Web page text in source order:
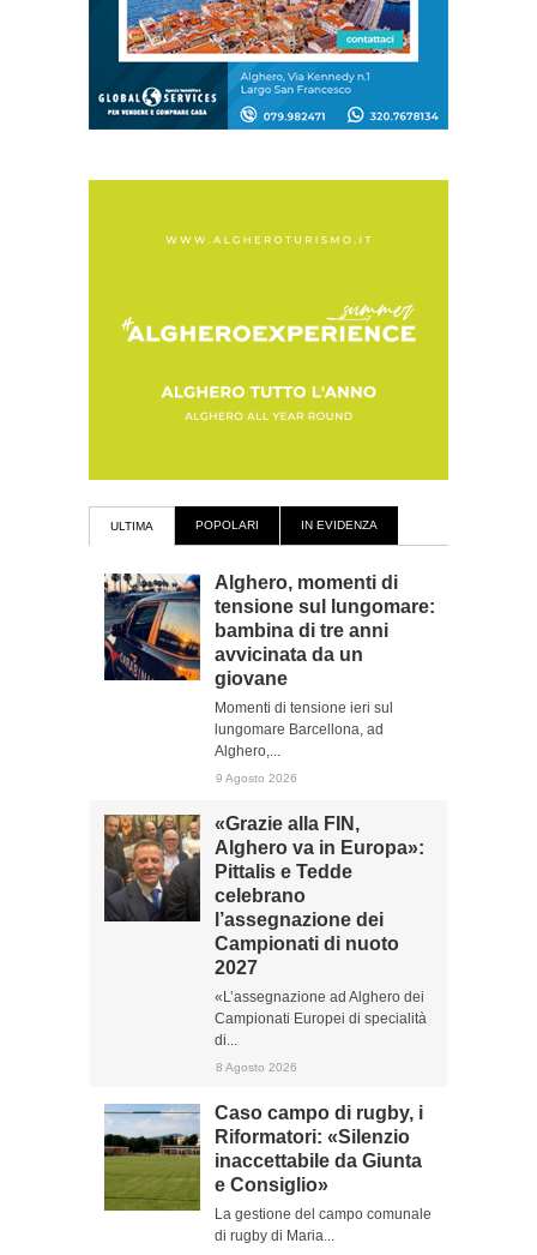
ULTIMA POPOLARI IN EVIDENZA
Alghero, momenti di
tensione sul lungomare:
bambina di tre anni
avvicinata da un
giovane
Momenti di tensione ieri sul
lungomare Barcellona, ad
Alghero,...
9 Agosto 2026
«Grazie alla FIN,
Alghero va in Europa»:
Pittalis e Tedde
celebrano
l’assegnazione dei
Campionati di nuoto
2027
«L’assegnazione ad Alghero dei
Campionati Europei di specialità
di...
8 Agosto 2026
Caso campo di rugby, i
Riformatori: «Silenzio
inaccettabile da Giunta
e Consiglio»
La gestione del campo comunale
di rugby di Maria...